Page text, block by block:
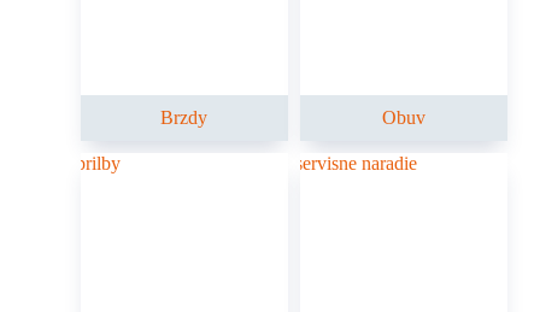
Brzdy Obuv